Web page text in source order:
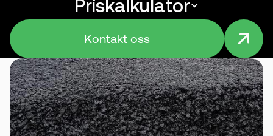
Menu
Priskalkulator
Kontakt oss